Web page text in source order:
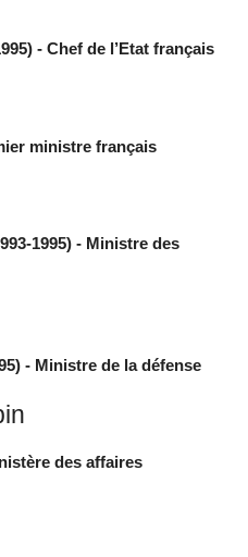
- Chef de l’Etat français
ministre français
1995) - Ministre des
- Ministre de la défense
des affaires